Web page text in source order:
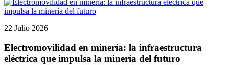
22 Julio 2026
Electromovilidad en minería: la infraestructura
eléctrica que impulsa la minería del futuro